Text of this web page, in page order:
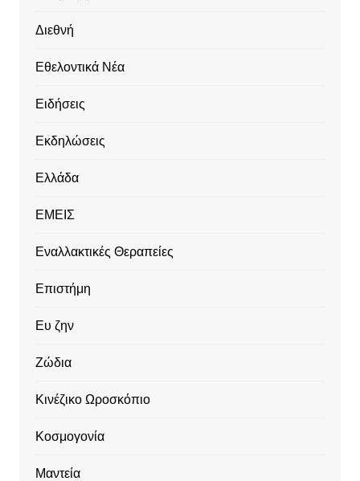
Διεθνή
Εθελοντικά Νέα
Ειδήσεις
Εκδηλώσεις
Ελλάδα
ΕΜΕΙΣ
Εναλλακτικές Θεραπείες
Επιστήμη
Ευ ζην
Ζώδια
Κινέζικο Ωροσκόπιο
Κοσμογονία
Μαντεία